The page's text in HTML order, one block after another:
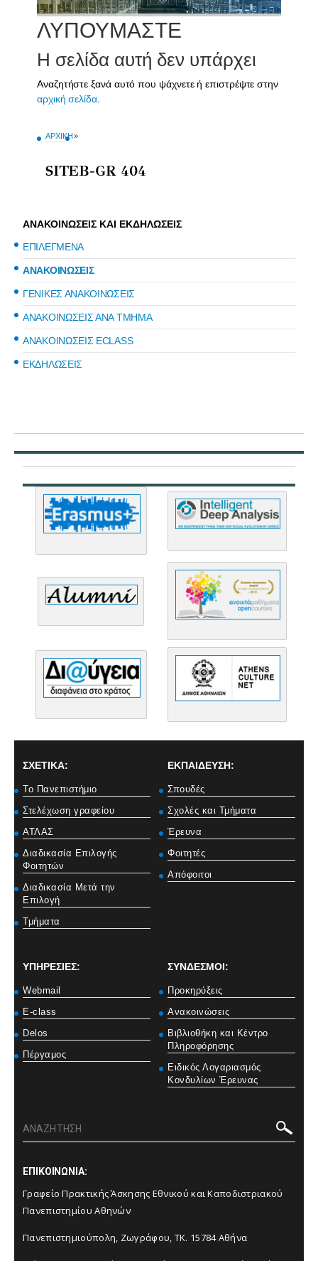
ΑΝΑΚΟΙΝΩΣΕΙΣ ΚΑΙ ΕΚΔΗΛΩΣΕΙΣ
ΕΠΙΛΕΓΜΕΝΑ
ΑΝΑΚΟΙΝΩΣΕΙΣ
ΓΕΝΙΚΕΣ ΑΝΑΚΟΙΝΩΣΕΙΣ
ΑΝΑΚΟΙΝΩΣΕΙΣ ΑΝΑ ΤΜΗΜΑ
ΑΝΑΚΟΙΝΩΣΕΙΣ ECLASS
ΕΚΔΗΛΩΣΕΙΣ
ΣΧΕΤΙΚΑ:
Το Πανεπιστήμιο
Στελέχωση γραφείου
ΑΤΛΑΣ
Διαδικασία Επιλογής
Φοιτητών
Διαδικασία Μετά την
Επιλογή
Τμήματα
ΕΚΠΑΙΔΕΥΣΗ:
Σπουδές
Σχολές και Τμήματα
Έρευνα
Φοιτητές
Απόφοιτοι
ΥΠΗΡΕΣΙΕΣ:
Webmail
E-class
Delos
Πέργαμος
ΣΥΝΔΕΣΜΟΙ:
Προκηρύξεις
Ανακοινώσεις
Βιβλιοθήκη και Κέντρο
Πληροφόρησης
Ειδικός Λογαριασμός
Κονδυλίων Έρευνας
ΕΠΙΚΟΙΝΩΝΙΑ:
Γραφείο Πρακτικής Άσκησης Εθνικού και Καποδιστριακού
Πανεπιστημίου Αθηνών
Πανεπιστημιούπολη, Ζωγράφου, ΤΚ. 15784 Αθήνα